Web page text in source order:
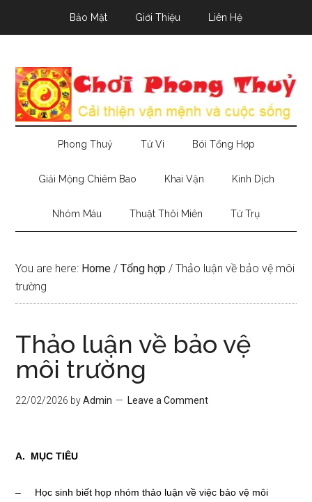
Bảo Mật Giới Thiệu Liên Hệ
Phong Thuỷ Tử Vi Bói Tổng Hợp
Giải Mộng Chiêm Bao Khai Vận Kinh Dịch
Nhóm Máu Thuật Thôi Miên Tứ Trụ
You are here: Home / Tổng hợp / Thảo luận về bảo vệ môi
trường
Thảo luận về bảo vệ
môi trường
22/02/2026 byAdmin Leave a Comment
A. MỤC TIÊU
– Học sinh biết họp nhóm thảo luận về việc bảo vệ môi